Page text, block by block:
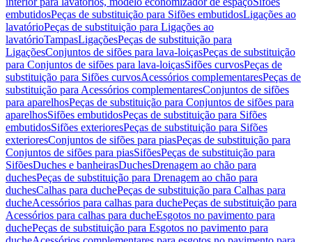
embutidosPeças de substituição para Sifões embutidosLigações ao
lavatórioPeças de substituição para Ligações ao
lavatórioTampasLigaçõesPeças de substituição para
LigaçõesConjuntos de sifões para lava-loiçasPeças de substituição
para Conjuntos de sifões para lava-loiçasSifões curvosPeças de
substituição para Sifões curvosAcessórios complementaresPeças de
substituição para Acessórios complementaresConjuntos de sifões
para aparelhosPeças de substituição para Conjuntos de sifões para
aparelhosSifões embutidosPeças de substituição para Sifões
embutidosSifões exterioresPeças de substituição para Sifões
exterioresConjuntos de sifões para piasPeças de substituição para
Conjuntos de sifões para piasSifõesPeças de substituição para
SifõesDuches e banheirasDuchesDrenagem ao chão para
duchesPeças de substituição para Drenagem ao chão para
duchesCalhas para duchePeças de substituição para Calhas para
ducheAcessórios para calhas para duchePeças de substituição para
Acessórios para calhas para ducheEsgotos no pavimento para
duchePeças de substituição para Esgotos no pavimento para